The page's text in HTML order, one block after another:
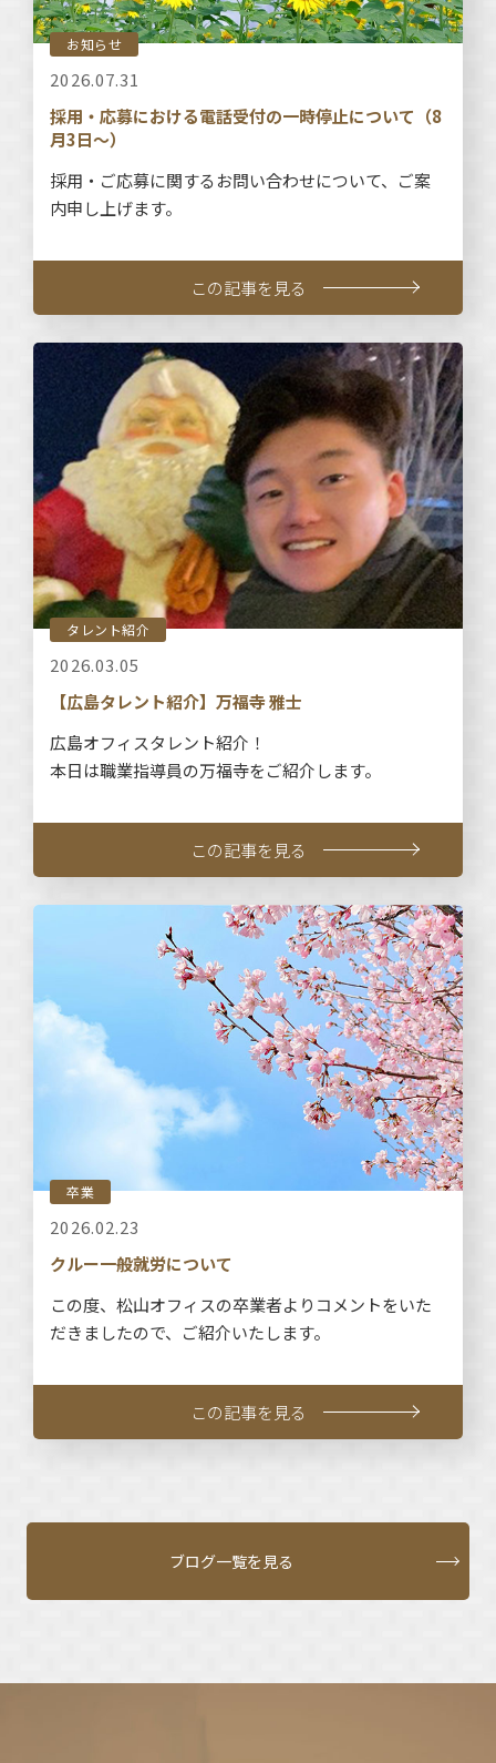
お知らせ
2026.07.31
採用・応募における電話受付の一時停止について（8
月3日～）
採用・ご応募に関するお問い合わせについて、ご案
内申し上げます。
この記事を見る
タレント紹介
2026.03.05
【広島タレント紹介】万福寺 雅士
広島オフィスタレント紹介！
本日は職業指導員の万福寺をご紹介します。
この記事を見る
卒業
2026.02.23
クルー一般就労について
この度、松山オフィスの卒業者よりコメントをいた
だきましたので、ご紹介いたします。
この記事を見る
ブログ一覧を見る